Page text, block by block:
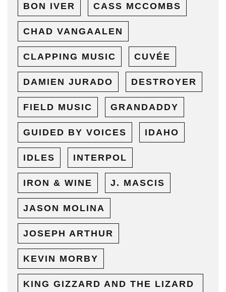
BON IVER CASS MCCOMBS
CHAD VANGAALEN
CLAPPING MUSIC CUVÉE
DAMIEN JURADO DESTROYER
FIELD MUSIC GRANDADDY
GUIDED BY VOICES IDAHO
IDLES INTERPOL
IRON & WINE J. MASCIS
JASON MOLINA
JOSEPH ARTHUR
KEVIN MORBY
KING GIZZARD AND THE LIZARD